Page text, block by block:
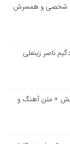
شخصی و همسرش
ناصر زینعلی
+ متن آهنگ و